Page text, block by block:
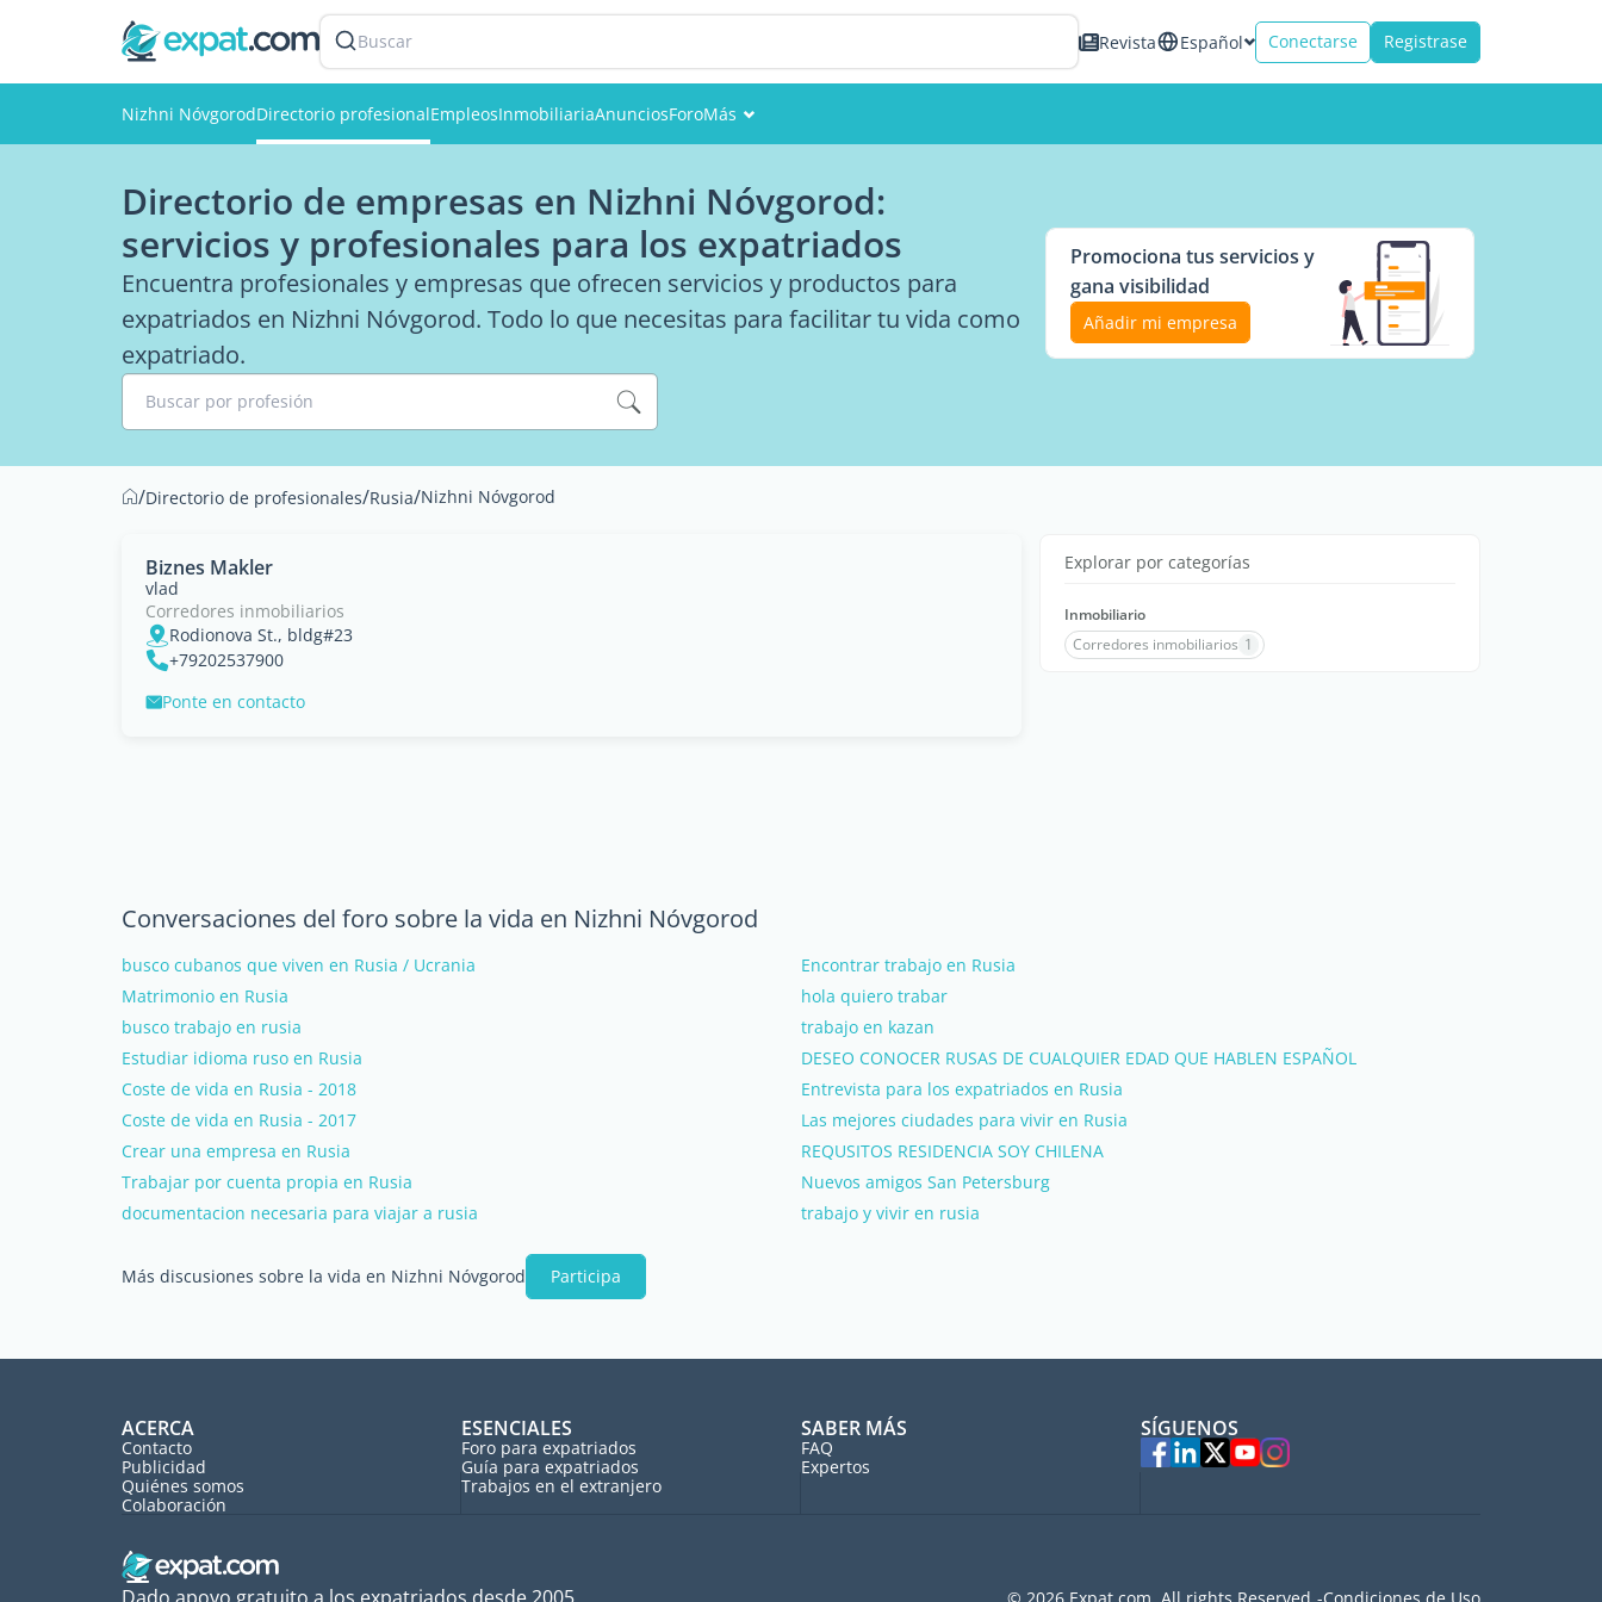
Buscar Revista Español Conectarse Registrase
Nizhni NóvgorodDirectorio profesionalEmpleosInmobiliariaAnunciosForoMás
Miembros
Fotos
Directorio de empresas en Nizhni Nóvgorod:
servicios y profesionales para los expatriados
Encuentra profesionales y empresas que ofrecen servicios y productos para
expatriados en Nizhni Nóvgorod. Todo lo que necesitas para facilitar tu vida como
expatriado.
Buscar por profesión
Promociona tus servicios y
gana visibilidad
Añadir mi empresa
/Directorio de profesionales/Rusia/Nizhni Nóvgorod
Biznes Makler
vlad
Corredores inmobiliarios
Rodionova St., bldg#23
+79202537900
Ponte en contacto
Explorar por categorías
Inmobiliario
Corredores inmobiliarios 1
Conversaciones del foro sobre la vida en Nizhni Nóvgorod
busco cubanos que viven en Rusia / Ucrania
Encontrar trabajo en Rusia
Matrimonio en Rusia
hola quiero trabar
busco trabajo en rusia
trabajo en kazan
Estudiar idioma ruso en Rusia
DESEO CONOCER RUSAS DE CUALQUIER EDAD QUE HABLEN ESPAÑOL
Coste de vida en Rusia - 2018
Entrevista para los expatriados en Rusia
Coste de vida en Rusia - 2017
Las mejores ciudades para vivir en Rusia
Crear una empresa en Rusia
REQUSITOS RESIDENCIA SOY CHILENA
Trabajar por cuenta propia en Rusia
Nuevos amigos San Petersburg
documentacion necesaria para viajar a rusia
trabajo y vivir en rusia
Más discusiones sobre la vida en Nizhni Nóvgorod Participa
ACERCA
Contacto
Publicidad
Quiénes somos
Colaboración
ESENCIALES
Foro para expatriados
Guía para expatriados
Trabajos en el extranjero
SABER MÁS
FAQ
Expertos
SÍGUENOS